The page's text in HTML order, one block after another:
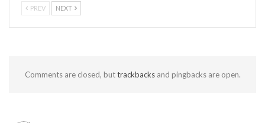
PREV NEXT
Comments are closed, buttrackbacksand pingbacks are open.